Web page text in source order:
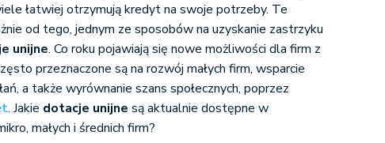
łatwiej otrzymują kredyt na swoje potrzeby. Te
od tego, jednym ze sposobów na uzyskanie zastrzyku
unijne. Co roku pojawiają się nowe możliwości dla firm z
przeznaczone są na rozwój małych firm, wsparcie
a także wyrównanie szans społecznych, poprzez
. Jakie dotacje unijne są aktualnie dostępne w
małych i średnich firm?